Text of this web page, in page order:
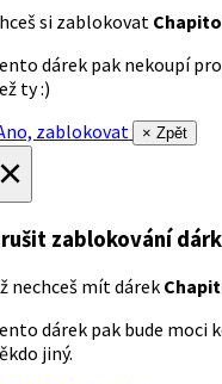
si zablokovat
dárek pak nekoupí pro
ty :)
zablokovat
× Zpět
zablokování
nechceš mít dárek
dárek pak bude moci
jiný.